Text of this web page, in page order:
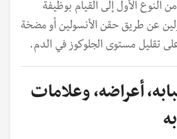
النوع الأول إلى القيام بوظيفة
عن طريق حقن الأنسولين أو مضخة
تقليل مستوى الجلوكوز في الدم.
أعراضه، وعلامات